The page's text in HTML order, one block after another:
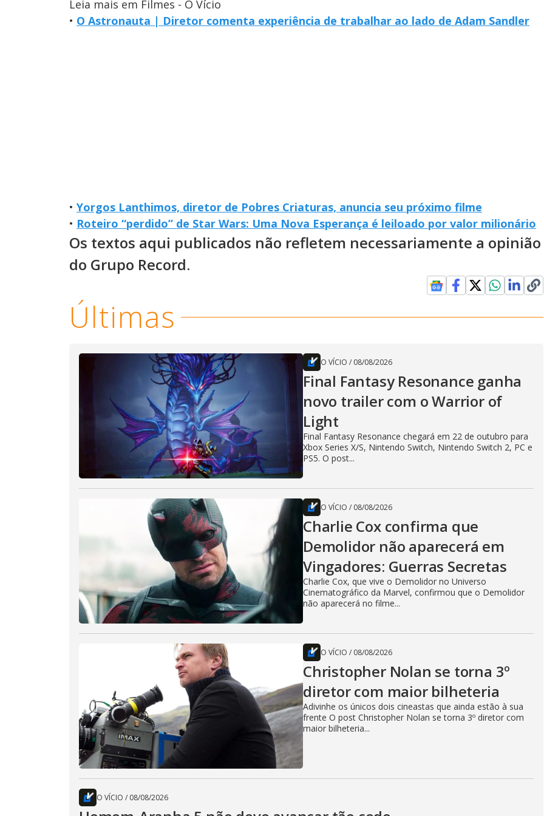
Leia mais em Filmes - O Vício
• O Astronauta | Diretor comenta experiência de trabalhar ao lado de Adam Sandler
• Yorgos Lanthimos, diretor de Pobres Criaturas, anuncia seu próximo filme
• Roteiro “perdido” de Star Wars: Uma Nova Esperança é leiloado por valor milionário
Os textos aqui publicados não refletem necessariamente a opinião
do Grupo Record.
Últimas
O VÍCIO / 08/08/2026
Final Fantasy Resonance ganha
novo trailer com o Warrior of
Light
Final Fantasy Resonance chegará em 22 de outubro para
Xbox Series X/S, Nintendo Switch, Nintendo Switch 2, PC e
PS5. O post...
O VÍCIO / 08/08/2026
Charlie Cox confirma que
Demolidor não aparecerá em
Vingadores: Guerras Secretas
Charlie Cox, que vive o Demolidor no Universo
Cinematográfico da Marvel, confirmou que o Demolidor
não aparecerá no filme...
O VÍCIO / 08/08/2026
Christopher Nolan se torna 3º
diretor com maior bilheteria
Adivinhe os únicos dois cineastas que ainda estão à sua
frente O post Christopher Nolan se torna 3º diretor com
maior bilheteria...
O VÍCIO / 08/08/2026